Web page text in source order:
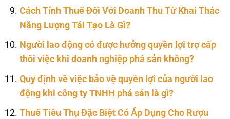
Cách Tính Thuế Đối Với Doanh Thu Từ Khai Thác
Năng Lượng Tái Tạo Là Gì?
Người lao động có được hưởng quyền lợi trợ cấp
thôi việc khi doanh nghiệp phá sản không?
Quy định về việc bảo vệ quyền lợi của người lao
động khi công ty TNHH phá sản là gì?
Thuế Tiêu Thụ Đặc Biệt Có Áp Dụng Cho Rượu